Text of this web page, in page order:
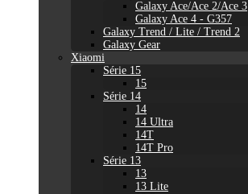
Galaxy Ace/Ace 2/Ace 3
Galaxy Ace 4 - G357
Galaxy Trend / Lite / Trend 2
Galaxy Gear
Xiaomi
Série 15
15
Série 14
14
14 Ultra
14T
14T Pro
Série 13
13
13 Lite